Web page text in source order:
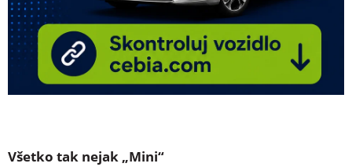
Všetko tak nejak „Mini“